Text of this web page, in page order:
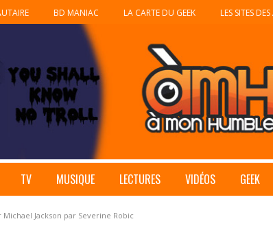
BD MANIAC LA CARTE DU GEEK LES SITES
TV MUSIQUE LECTURES VIDÉOS GEEK
Jackson par Severine Robic